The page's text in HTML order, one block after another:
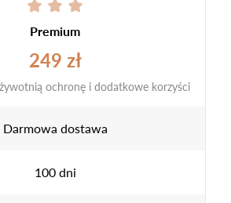
Premium
249 zł
ochronę i dodatkowe korzyści
Darmowa dostawa
100 dni